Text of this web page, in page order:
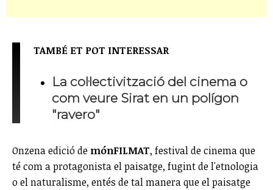
TAMBÉ ET POT INTERESSAR
La col·lectivització del cinema o
com veure Sirat en un polígon
"ravero"
Onzena edició de mónFILMAT, festival de cinema que
té com a protagonista el paisatge, fugint de l'etnologia
o el naturalisme, entés de tal manera que el paisatge